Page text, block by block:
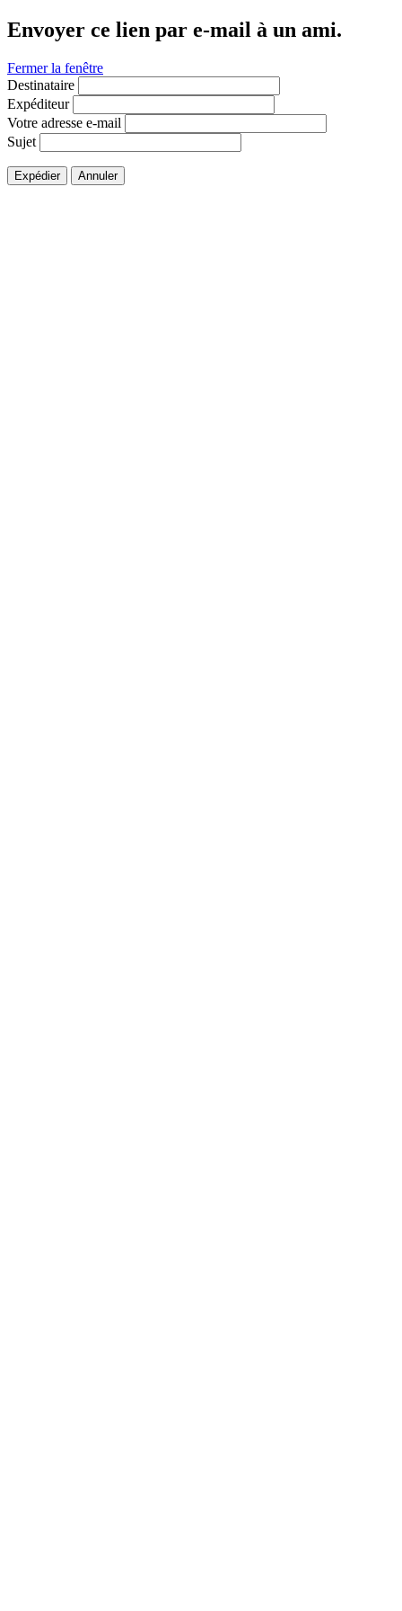
Envoyer ce lien par e-mail à un ami.
Fermer la fenêtre
Destinataire
Expéditeur
Votre adresse e-mail
Sujet
Expédier Annuler